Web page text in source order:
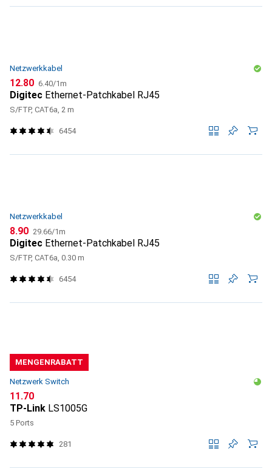
Netzwerkkabel
CHF
12.80 CHF
6.40/1m
Digitec Ethernet-Patchkabel RJ45
S/FTP, CAT6a, 2 m
6454
Netzwerkkabel
CHF
8.90 CHF
29.66/1m
Digitec Ethernet-Patchkabel RJ45
S/FTP, CAT6a, 0.30 m
6454
MENGENRABATT
Netzwerk Switch
CHF
11.70
TP-Link LS1005G
5 Ports
281